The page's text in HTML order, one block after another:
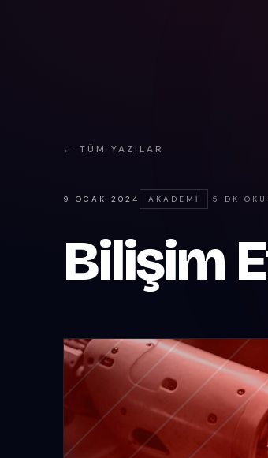
← TÜM YAZILAR
9 OCAK 2024 AKADEMI · 5 DK
Bilişim